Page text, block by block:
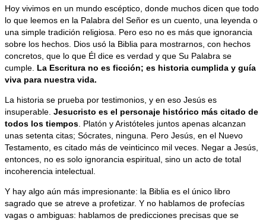
Hoy vivimos en un mundo escéptico, donde muchos dicen que todo
lo que leemos en la Palabra del Señor es un cuento, una leyenda o
una simple tradición religiosa. Pero eso no es más que ignorancia
sobre los hechos. Dios usó la Biblia para mostrarnos, con hechos
concretos, que lo que Él dice es verdad y que Su Palabra se
cumple. La Escritura no es ficción; es historia cumplida y guía
viva para nuestra vida.
La historia se prueba por testimonios, y en eso Jesús es
insuperable. Jesucristo es el personaje histórico más citado de
todos los tiempos. Platón y Aristóteles juntos apenas alcanzan
unas setenta citas; Sócrates, ninguna. Pero Jesús, en el Nuevo
Testamento, es citado más de veinticinco mil veces. Negar a Jesús,
entonces, no es solo ignorancia espiritual, sino un acto de total
incoherencia intelectual.
Y hay algo aún más impresionante: la Biblia es el único libro
sagrado que se atreve a profetizar. Y no hablamos de profecías
vagas o ambiguas: hablamos de predicciones precisas que se